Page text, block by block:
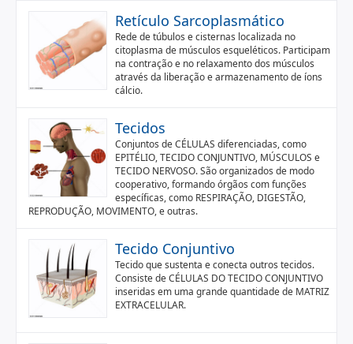
Retículo Sarcoplasmático
Rede de túbulos e cisternas localizada no
citoplasma de músculos esqueléticos. Participam
na contração e no relaxamento dos músculos
através da liberação e armazenamento de íons
cálcio.
Tecidos
Conjuntos de CÉLULAS diferenciadas, como
EPITÉLIO, TECIDO CONJUNTIVO, MÚSCULOS e
TECIDO NERVOSO. São organizados de modo
cooperativo, formando órgãos com funções
específicas, como RESPIRAÇÃO, DIGESTÃO,
REPRODUÇÃO, MOVIMENTO, e outras.
Tecido Conjuntivo
Tecido que sustenta e conecta outros tecidos.
Consiste de CÉLULAS DO TECIDO CONJUNTIVO
inseridas em uma grande quantidade de MATRIZ
EXTRACELULAR.